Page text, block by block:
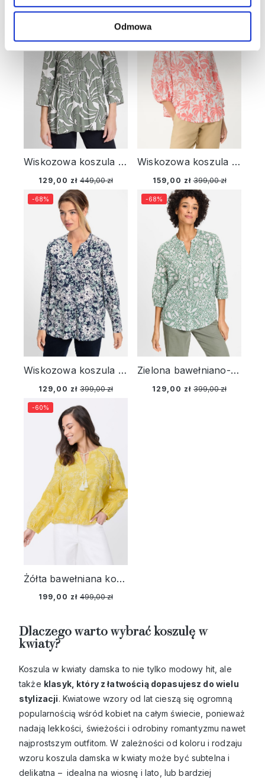
Odmowa
Wiskozowa koszula damska o kroju tuniki z roślinnym wzorem – Urban Jungle
129,00 zł 449,00 zł
Wiskozowa koszula damska o kroju tuniki ze wzorem – Sun Kissed
159,00 zł 399,00 zł
Wiskozowa koszula z printem w kwiaty - Cool Vision
129,00 zł 399,00 zł
-68%
Zielona bawełniano-wiskozowa koszula damska z roślinnym wzorem – Urban Jungle
129,00 zł 399,00 zł
-68%
Żółta bawełniana koszula damska z haftem – Golden Glow
199,00 zł 499,00 zł
-60%
Dlaczego warto wybrać koszulę w
kwiaty?
Koszula w kwiaty damska to nie tylko modowy hit, ale
także klasyk, który z łatwością dopasujesz do wielu
stylizacji. Kwiatowe wzory od lat cieszą się ogromną
popularnością wśród kobiet na całym świecie, ponieważ
nadają lekkości, świeżości i odrobiny romantyzmu nawet
najprostszym outfitom. W zależności od koloru i rodzaju
wzoru koszula damska w kwiaty może być subtelna i
delikatna – idealna na wiosnę i lato, lub bardziej